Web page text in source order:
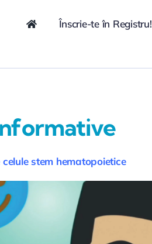
Înscrie-te în Registru!
stem hematopoietice